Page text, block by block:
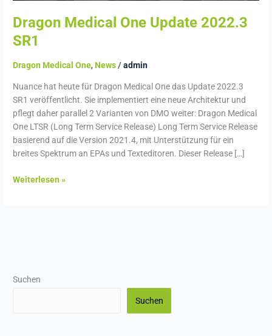
Dragon Medical One Update 2022.3
SR1
Dragon Medical One,News/admin
Nuance hat heute für Dragon Medical One das Update 2022.3
SR1 veröffentlicht. Sie implementiert eine neue Architektur und
pflegt daher parallel 2 Varianten von DMO weiter: Dragon Medical
One LTSR (Long Term Service Release) Long Term Service Release
basierend auf die Version 2021.4, mit Unterstützung für ein
breites Spektrum an EPAs und Texteditoren. Dieser Release […]
Weiterlesen »
Suchen
Suchen